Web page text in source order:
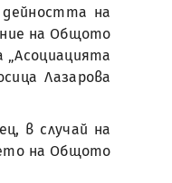
дейността на
на Общото
„Асоциацията
Лазарова
в случай на
на Общото